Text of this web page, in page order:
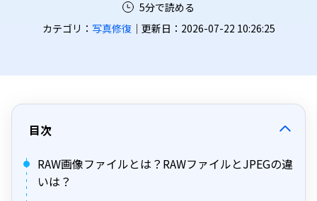
5分で読める
カテゴリ： 写真修復｜更新日：2026-07-22 10:26:25
目次
RAW画像ファイルとは？RAWファイルとJPEGの違
いは？